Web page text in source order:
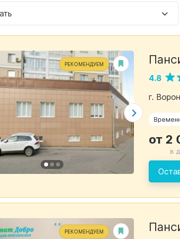
РЕКОМЕНДУЕМ
4.8
г.
от 2
в
РЕКОМЕНДУЕМ